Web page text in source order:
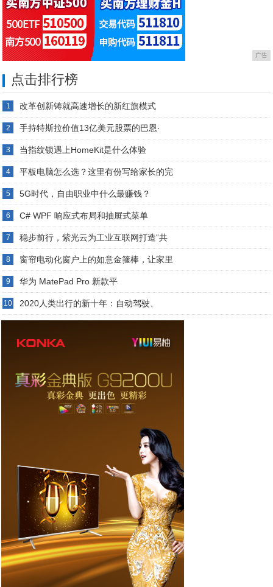
广告
点击排行榜
1 改革创新铸就高速增长的新红旗模式
2 手持特斯拉价值13亿美元股票的巴恩·
3 当指纹锁遇上HomeKit是什么体验
4 平板电脑怎么选？这里有份写给家长的完
5 5G时代，自由职业中什么最赚钱？
6 C# WPF 响应式布局和抽屉式菜单
7 稳步前行，紫光云为工业互联网打造“共
8 窗帘电动化窗户上的如意金箍棒，让家里
9 华为 MatePad Pro 新款平
10 2020人类出行的新十年：自动驾驶、